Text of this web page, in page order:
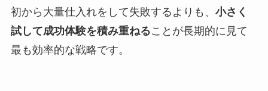
初から大量仕入れをして失敗するよりも、 小さく
試して成功体験を積み重ねることが長期的に見て
最も効率的な戦略です。